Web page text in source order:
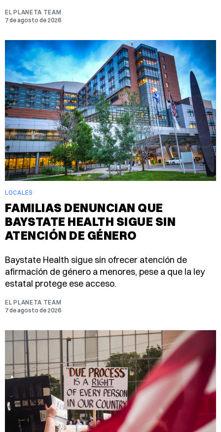
EL PLANETA TEAM
7 de agosto de 2026
LOCALES
FAMILIAS DENUNCIAN QUE
BAYSTATE HEALTH SIGUE SIN
ATENCIÓN DE GÉNERO
Baystate Health sigue sin ofrecer atención de
afirmación de género a menores, pese a que la ley
estatal protege ese acceso.
EL PLANETA TEAM
7 de agosto de 2026